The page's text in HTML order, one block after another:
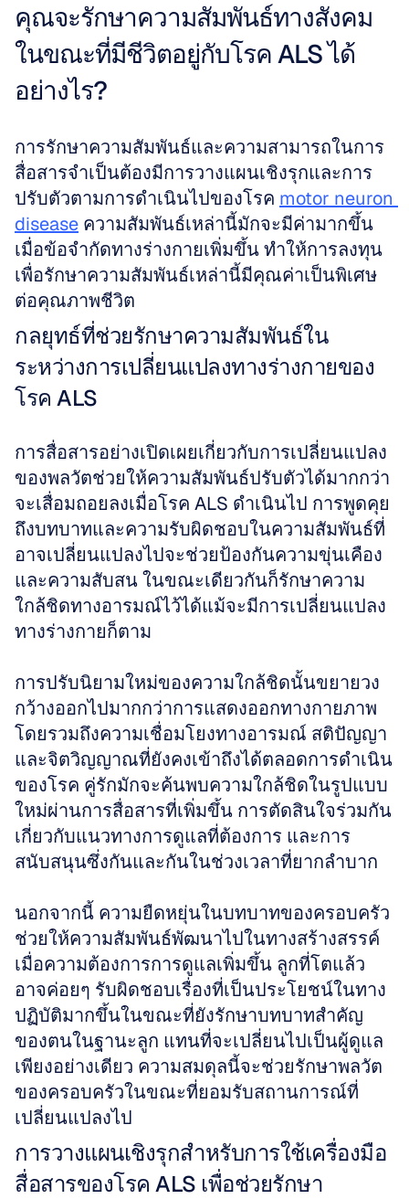
คุณจะรักษาความสัมพันธ์ทางสังคม
ในขณะที่มีชีวิตอยู่กับโรค ALS ได้
อย่างไร?
การรักษาความสัมพันธ์และความสามารถในการ
สื่อสารจำเป็นต้องมีการวางแผนเชิงรุกและการ
ปรับตัวตามการดำเนินไปของโรค motor neuron
disease ความสัมพันธ์เหล่านี้มักจะมีค่ามากขึ้น
เมื่อข้อจำกัดทางร่างกายเพิ่มขึ้น ทำให้การลงทุน
เพื่อรักษาความสัมพันธ์เหล่านี้มีคุณค่าเป็นพิเศษ
ต่อคุณภาพชีวิต
กลยุทธ์ที่ช่วยรักษาความสัมพันธ์ใน
ระหว่างการเปลี่ยนแปลงทางร่างกายของ
โรค ALS
การสื่อสารอย่างเปิดเผยเกี่ยวกับการเปลี่ยนแปลง
ของพลวัตช่วยให้ความสัมพันธ์ปรับตัวได้มากกว่า
จะเสื่อมถอยลงเมื่อโรค ALS ดำเนินไป การพูดคุย
ถึงบทบาทและความรับผิดชอบในความสัมพันธ์ที่
อาจเปลี่ยนแปลงไปจะช่วยป้องกันความขุ่นเคือง
และความสับสน ในขณะเดียวกันก็รักษาความ
ใกล้ชิดทางอารมณ์ไว้ได้แม้จะมีการเปลี่ยนแปลง
ทางร่างกายก็ตาม
การปรับนิยามใหม่ของความใกล้ชิดนั้นขยายวง
กว้างออกไปมากกว่าการแสดงออกทางกายภาพ
โดยรวมถึงความเชื่อมโยงทางอารมณ์ สติปัญญา
และจิตวิญญาณที่ยังคงเข้าถึงได้ตลอดการดำเนิน
ของโรค คู่รักมักจะค้นพบความใกล้ชิดในรูปแบบ
ใหม่ผ่านการสื่อสารที่เพิ่มขึ้น การตัดสินใจร่วมกัน
เกี่ยวกับแนวทางการดูแลที่ต้องการ และการ
สนับสนุนซึ่งกันและกันในช่วงเวลาที่ยากลำบาก
นอกจากนี้ ความยืดหยุ่นในบทบาทของครอบครัว
ช่วยให้ความสัมพันธ์พัฒนาไปในทางสร้างสรรค์
เมื่อความต้องการการดูแลเพิ่มขึ้น ลูกที่โตแล้ว
อาจค่อยๆ รับผิดชอบเรื่องที่เป็นประโยชน์ในทาง
ปฏิบัติมากขึ้นในขณะที่ยังรักษาบทบาทสำคัญ
ของตนในฐานะลูก แทนที่จะเปลี่ยนไปเป็นผู้ดูแล
เพียงอย่างเดียว ความสมดุลนี้จะช่วยรักษาพลวัต
ของครอบครัวในขณะที่ยอมรับสถานการณ์ที่
เปลี่ยนแปลงไป
การวางแผนเชิงรุกสำหรับการใช้เครื่องมือ
สื่อสารของโรค ALS เพื่อช่วยรักษา